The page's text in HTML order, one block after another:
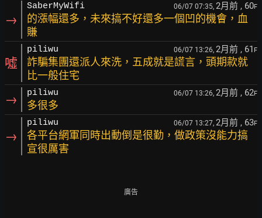
→
SaberMyWifi 06/07 07:35, 2月前 , 60F
的漲幅還多，未來搞不好還多一個凹的機會，血
賺
噓
piliwu 06/07 13:26, 2月前 , 61 F
詐騙集團還派人來洗，五成就是謊言，頭期款就
比一般住宅
→ piliwu 06/07 13:26, 2月前 , 62F
多很多
→
piliwu 06/07 13:27, 2月前 , 63F
各平台網軍同時出動倒是很勤，做政策沒能力搞
宣很厲害
廣告